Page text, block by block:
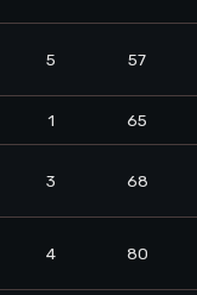
5 57
1
65
3 68
4 80